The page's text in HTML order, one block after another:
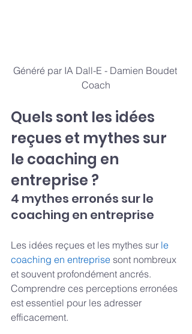
Généré par IA Dall-E - Damien Boudet
Coach
Quels sont les idées
reçues et mythes sur
le coaching en
entreprise ?
4 mythes erronés sur le
coaching en entreprise
Les idées reçues et les mythes sur le
coaching en entreprise sont nombreux
et souvent profondément ancrés.
Comprendre ces perceptions erronées
est essentiel pour les adresser
efficacement.